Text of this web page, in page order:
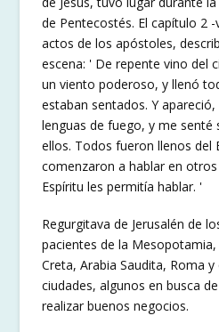
de Pentecostés. El capítulo 2
actos de los apóstoles,
escena: ' De repente vino del
un viento poderoso, y llenó
estaban sentados. Y
lenguas de fuego, y me senté
ellos. Todos fueron llenos del
comenzaron a hablar en
Espíritu les permitía hablar. '
Regurgitava de Jerusalén de
pacientes de la
Creta, Arabia Saudita, Roma
ciudades, algunos en busca
realizar buenos negocios.